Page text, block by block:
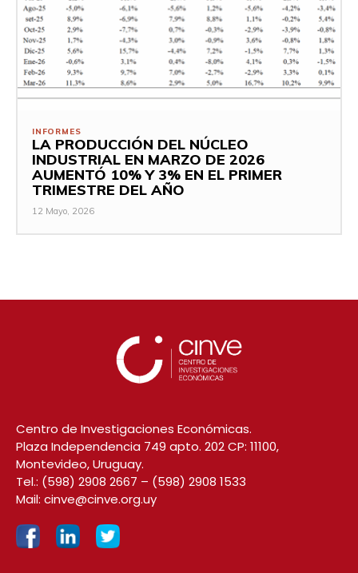
INFORMES
LA PRODUCCIÓN DEL NÚCLEO
INDUSTRIAL EN MARZO DE 2026
AUMENTÓ 10% Y 3% EN EL PRIMER
TRIMESTRE DEL AÑO
12 Mayo, 2026
Centro de Investigaciones Económicas.
Plaza Independencia 749 apto. 202 CP: 11100,
Montevideo, Uruguay.
Tel.: (598) 2908 2667 – (598) 2908 1533
Mail: cinve@cinve.org.uy